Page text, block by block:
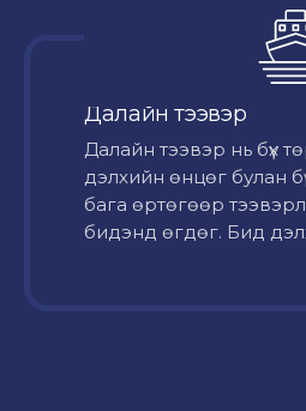
Далайн тээвэр
Далайн тээвэр нь бүх
дэлхийн өнцөг булан
бага өртөгөөр
бидэнд өгдөг. Бид